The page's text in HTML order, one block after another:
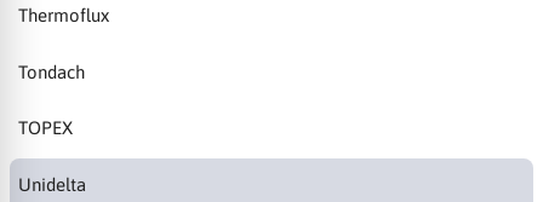
Thermoflux
Tondach
TOPEX
Unidelta